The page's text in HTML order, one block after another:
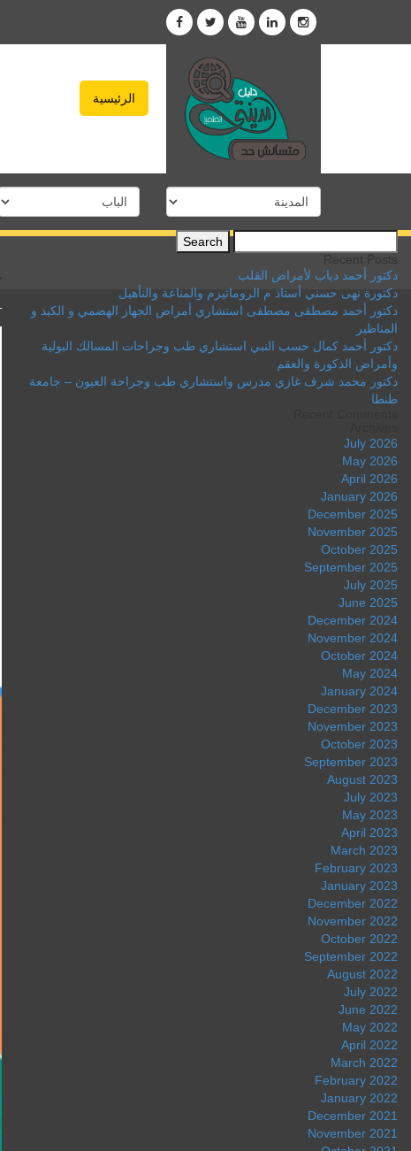
الرئيسية
Search
for:
Recent Posts
دكتور أحمد دياب لأمراض القلب
دكتورة نهى حسني أستاذ م الروماتيزم والمناعة والتأهيل
دكتور أحمد مصطفى مصطفى استشاري أمراض الجهاز الهضمي و الكبد و
المناظير
دكتور أحمد كمال حسب النبي استشاري طب وجراحات المسالك البولية
وأمراض الذكورة والعقم
دكتور محمد شرف غازي مدرس واستشاري طب وجراحة العيون – جامعة
طنطا
July 2026
May 2026
April 2026
January 2026
December 2025
November 2025
October 2025
September 2025
July 2025
June 2025
December 2024
November 2024
October 2024
May 2024
January 2024
December 2023
November 2023
October 2023
September 2023
August 2023
July 2023
May 2023
April 2023
March 2023
February 2023
January 2023
December 2022
November 2022
October 2022
September 2022
August 2022
July 2022
June 2022
May 2022
April 2022
March 2022
February 2022
January 2022
December 2021
November 2021